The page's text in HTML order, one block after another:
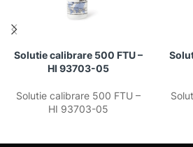
Solutie calibrare 500 FTU –
HI 93703-05
Solutie calibrare 500 FTU –
HI 93703-05